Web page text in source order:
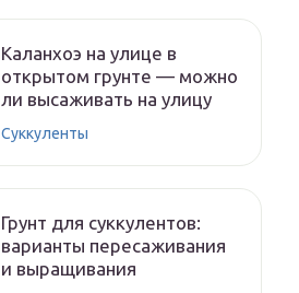
Каланхоэ на улице в
открытом грунте — можно
ли высаживать на улицу
Суккуленты
Грунт для суккулентов:
варианты пересаживания
и выращивания